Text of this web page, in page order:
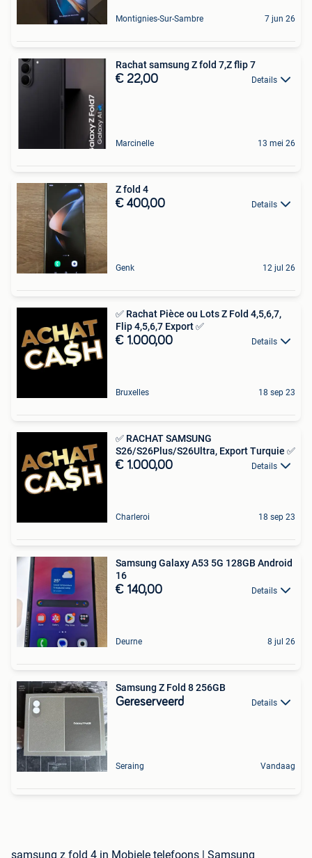
Montignies-Sur-Sambre 7 jun 26
Rachat samsung Z fold 7,Z flip 7
€ 22,00 Details
Marcinelle 13 mei 26
Z fold 4
€ 400,00 Details
Genk 12 jul 26
✅ Rachat Pièce ou Lots Z Fold 4,5,6,7,
Flip 4,5,6,7 Export ✅
€ 1.000,00 Details
Bruxelles 18 sep 23
✅ RACHAT SAMSUNG
S26/S26Plus/S26Ultra, Export Turquie ✅
€ 1.000,00 Details
Charleroi 18 sep 23
Samsung Galaxy A53 5G 128GB Android
16
€ 140,00 Details
Deurne 8 jul 26
Samsung Z Fold 8 256GB
Gereserveerd Details
Seraing Vandaag
samsung z fold 4 in Mobiele telefoons | Samsung